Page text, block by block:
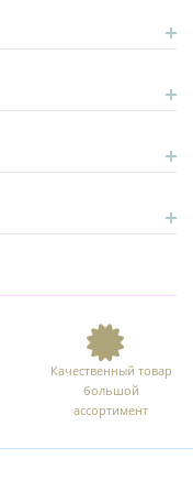
Качественный товар
большой
ассортимент